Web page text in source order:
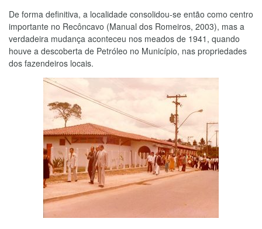
De forma definitiva, a localidade consolidou-se então como centro
importante no Recôncavo (Manual dos Romeiros, 2003), mas a
verdadeira mudança aconteceu nos meados de 1941, quando
houve a descoberta de Petróleo no Município, nas propriedades
dos fazendeiros locais.